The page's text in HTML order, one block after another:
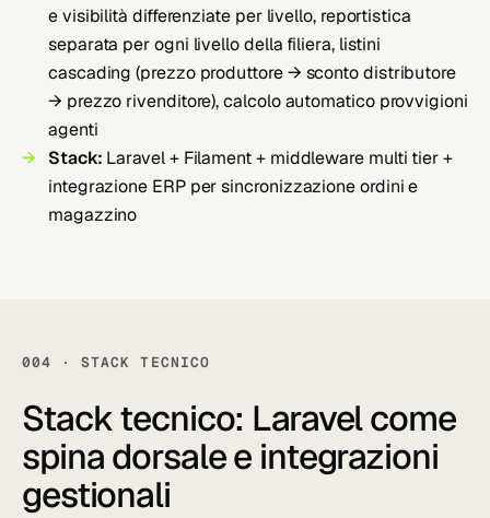
e visibilità differenziate per livello, reportistica
separata per ogni livello della filiera, listini
cascading (prezzo produttore → sconto distributore
→ prezzo rivenditore), calcolo automatico provvigioni
agenti
Stack: Laravel + Filament + middleware multi tier +
integrazione ERP per sincronizzazione ordini e
magazzino
004 · STACK TECNICO
Stack tecnico: Laravel come
spina dorsalee integrazioni
gestionali